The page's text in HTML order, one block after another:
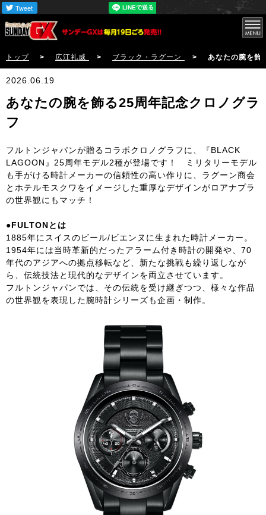
トップ > 広江礼威 > ブラック・ラグーン > あなたの腕を飾
2026.06.19
あなたの腕を飾る25周年記念クロノグラ
フ
フルトンジャパンが贈るコラボクロノグラフに、『BLACK
LAGOON』25周年モデル2種が登場です！ ミリタリーモデル
も手がける時計メーカーの信頼性の高い作りに、ラグーン商会
とホテルモスクワをイメージした重厚なデザインがロアナプラ
の世界観にもマッチ！
●FULTONとは
1885年にスイスのビール/ビエンヌに生まれた時計メーカー。
1954年には当時革新的だったアラーム付き時計の開発や、70
年代のアジアへの拠点移転など、新たな挑戦も繰り返しなが
ら、伝統技法と現代的なデザインを両立させています。
フルトンジャパンでは、その伝統を受け継ぎつつ、様々な作品
の世界観を表現した腕時計シリーズも企画・制作。